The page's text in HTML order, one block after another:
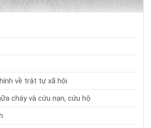
về trật tự xã hội
cháy và cứu nạn, cứu hộ